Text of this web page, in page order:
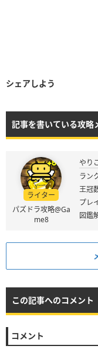
シェアしよう
記事を書いている攻略
ライター
パズドラ攻略@Ga
me8
やり
ラン
王冠
プレ
図鑑
この記事へのコメント
コメント